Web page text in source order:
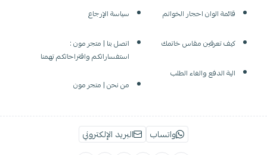
قائمة الوان احجار الخواتم
كيف تعرفين مقاس خاتمك
الية الدفع والغاء الطلب
سياسة الإرجاع
اتصل بنا | متجر مون :
استفساراتكم واقتراحاتكم تهمنا
من نحن | متجر مون
واتساب البريد الإلكتروني